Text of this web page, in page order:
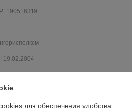
190516319
19.02.2004
для обеспечения удобства